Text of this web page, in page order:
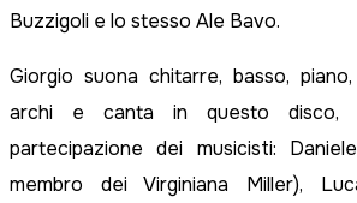
Buzzigoli e lo stesso Ale Bavo.
Giorgio suona chitarre, basso,
archi e canta in questo
partecipazione dei musicisti:
membro dei Virginiana Miller),